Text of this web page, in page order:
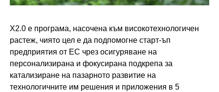
Х2.0 е програма, насочена към високотехнологичен
растеж, чиято цел е да подпомогне старт-ъп
предприятия от ЕС чрез осигуряване на
персонализирана и фокусирана подкрепа за
катализиране на пазарното развитие на
технологичните им решения и приложения в 5